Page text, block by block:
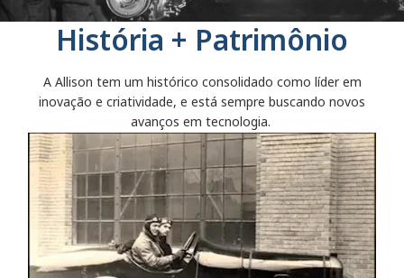
História + Patrimônio
A Allison tem um histórico consolidado como líder em
inovação e criatividade, e está sempre buscando novos
avanços em tecnologia.